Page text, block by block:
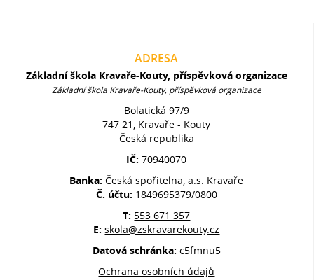
ADRESA
Základní škola Kravaře-Kouty, příspěvková organizace
Základní škola Kravaře-Kouty, příspěvková organizace
Bolatická 97/9
747 21, Kravaře - Kouty
Česká republika
IČ:70940070
Banka:Česká spořitelna, a.s. Kravaře
Č. účtu: 1849695379/0800
T: 553 671 357
E:skola@zskravarekouty.cz
Datová schránka: c5fmnu5
Ochrana osobních údajů